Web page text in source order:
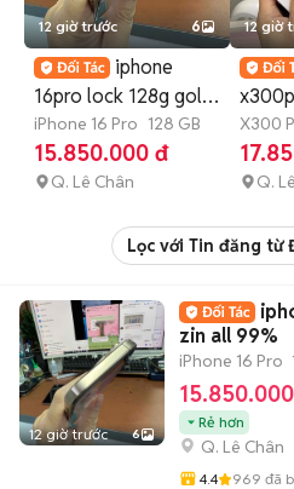
12 giờ trước 6
iphone
16pro lock 128g gold
zin all 99%
iPhone 16 Pro 128 GB
15.850.000 đ
Q. Lê Chân
12 giờ
X300
Q.
Lọc với Tin đăng từ
12 giờ trước 6
zin all 99%
iPhone 16 Pro
Rẻ hơn
Q. Lê Chân
4.4 969 đã